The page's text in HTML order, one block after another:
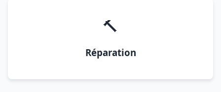
🔨
Réparation